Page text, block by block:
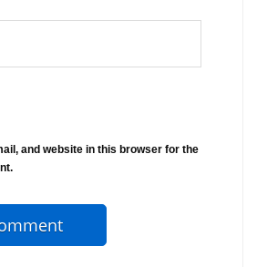
and website in this browser for the